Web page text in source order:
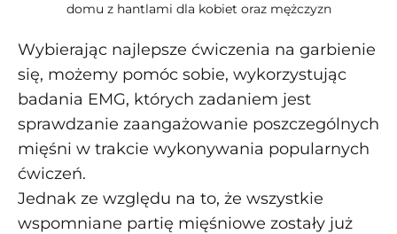
domu z hantlami dla kobiet oraz mężczyzn
Wybierając najlepsze ćwiczenia na garbienie
się, możemy pomóc sobie, wykorzystując
badania EMG, których zadaniem jest
sprawdzanie zaangażowanie poszczególnych
mięśni w trakcie wykonywania popularnych
ćwiczeń.
Jednak ze względu na to, że wszystkie
wspomniane partię mięśniowe zostały już